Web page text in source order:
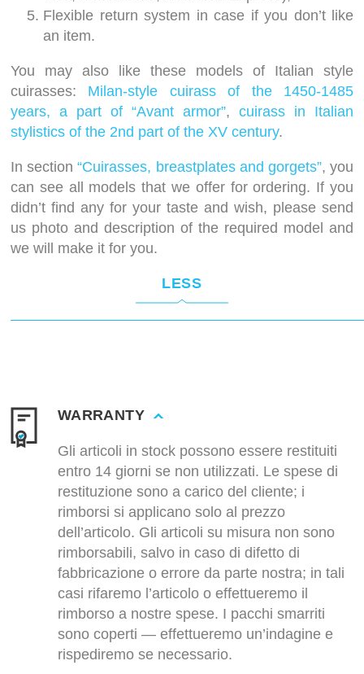
Flexible return system in case if you don’t like
an item.
You may also like these models of Italian style
cuirasses: Milan-style cuirass of the 1450-1485
years, a part of “Avant armor”, cuirass in Italian
stylistics of the 2nd part of the XV century.
In section“Cuirasses, breastplates and gorgets”, you
can see all models that we offer for ordering. If you
didn’t find any for your taste and wish, please send
us photo and description of the required model and
we will make it for you.
LESS
WARRANTY
Gli articoli in stock possono essere restituiti
entro 14 giorni se non utilizzati. Le spese di
restituzione sono a carico del cliente; i
rimborsi si applicano solo al prezzo
dell’articolo. Gli articoli su misura non sono
rimborsabili, salvo in caso di difetto di
fabbricazione o errore da parte nostra; in tali
casi rifaremo l’articolo o effettueremo il
rimborso a nostre spese. I pacchi smarriti
sono coperti — effettueremo un’indagine e
rispediremo se necessario.